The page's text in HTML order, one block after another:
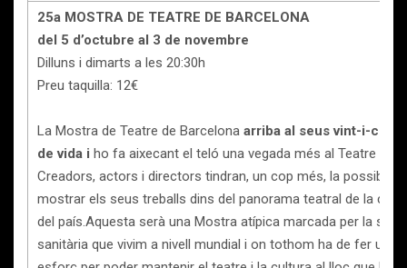
25a MOSTRA DE TEATRE DE BARCELONA
del 5 d’octubre al 3 de novembre
Dilluns i dimarts a les 20:30h
Preu taquilla: 12€
La Mostra de Teatre de Barcelona arriba al seus vint-i-cinc
de vida i ho fa aixecant el teló una vegada més al Teatre del
Creadors, actors i directors tindran, un cop més, la
mostrar els seus treballs dins del panorama teatral de la
del país.Aquesta serà una Mostra atípica marcada per la
sanitària que vivim a nivell mundial i on tothom ha de fer un